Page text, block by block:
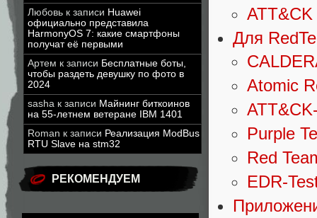
Любовь к записи Huawei
официально представила
HarmonyOS 7: какие смартфоны
получат её первыми
Артем к записи Бесплатные боты,
чтобы раздеть девушку по фото в
2024
sasha к записи Майнинг биткоинов
на 55-летнем ветеране IBM 1401
Roman к записи Реализация ModBus
RTU Slave на stm32
РЕКОМЕНДУЕМ
Для
Atomic
Purple
Red
EDR-